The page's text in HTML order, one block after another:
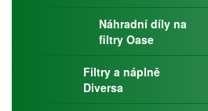
Náhradní díly na
filtry Oase
Filtry a náplně
Diversa